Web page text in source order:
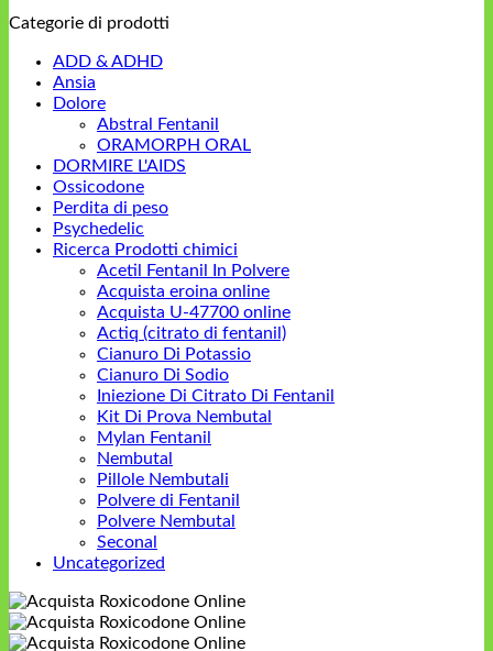
Categorie di prodotti
ADD & ADHD
Ansia
Dolore
Abstral Fentanil
ORAMORPH ORAL
DORMIRE L'AIDS
Ossicodone
Perdita di peso
Psychedelic
Ricerca Prodotti chimici
Acetil Fentanil In Polvere
Acquista eroina online
Acquista U-47700 online
Actiq (citrato di fentanil)
Cianuro Di Potassio
Cianuro Di Sodio
Iniezione Di Citrato Di Fentanil
Kit Di Prova Nembutal
Mylan Fentanil
Nembutal
Pillole Nembutali
Polvere di Fentanil
Polvere Nembutal
Seconal
Uncategorized